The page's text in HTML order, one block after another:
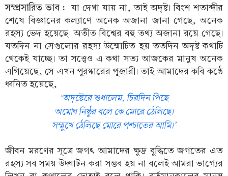
সম্প্রসারিত ভাব : যা দেখা যায় না, তাই অদৃষ্ট। বিংশ শতাব্দীর
শেষে বিজ্ঞানের কল্যাণে অনেক অজানা জানা গেছে, অনেক
রহস্য ভেদ হয়েছে। অতীত বিশ্বের বহু তথ্য অজানা রয়ে গেছে।
যতদিন না সেগুলোর রহস্য উন্মোচিত হয় ততদিন অদৃষ্ট কথাটি
থেকেই যাচ্ছে। তা সত্ত্বেও এ কথা সত্য আজকের মানুষ অনেক
এগিয়েছে, সে এখন পুরষ্কারের পূজারী। তাই আমাদের কবি কণ্ঠে
ধ্বনিত হয়েছে,
‘অদৃষ্টেরে শুধালেম, চিরদিন পিছে
অমোঘ নিষ্ঠুর বলে কে মোরে ঠেলিছে।
সম্মুখে ঠেলিছে মোরে পশ্চাতের আমি।’
জীবন মরণের সূত্রে জগৎ আমাদের ক্ষুদ্র বুদ্ধিতে জগতের এত
রহস্য সব সময় উদ্ঘাটন করা সম্ভব হয় না বলেই আমরা ভাগ্যের